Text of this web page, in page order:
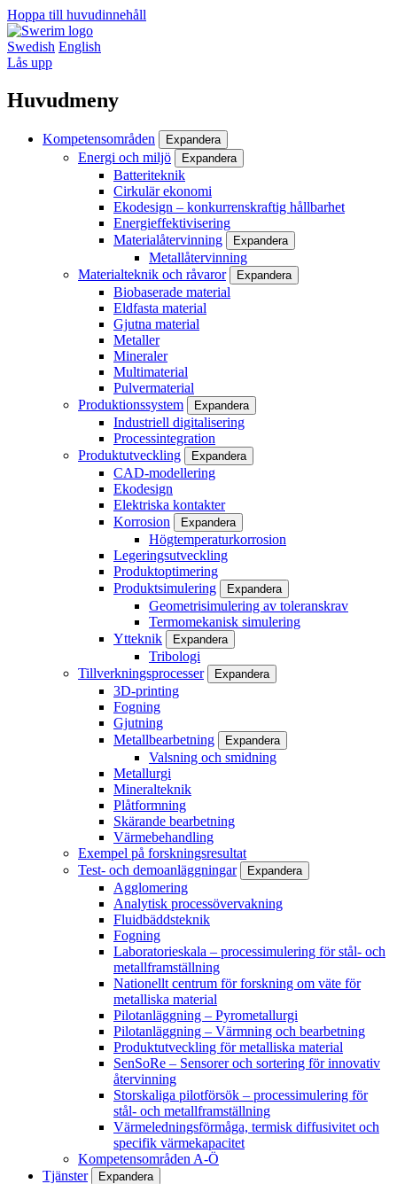
Hoppa till huvudinnehåll
Swedish English
Lås upp
Huvudmeny
Kompetensområden Expandera
Energi och miljö Expandera
Batteriteknik
Cirkulär ekonomi
Ekodesign – konkurrenskraftig hållbarhet
Energieffektivisering
Materialåtervinning
Expandera
Metallåtervinning
Materialteknik och råvaror
Expandera
Biobaserade material
Eldfasta material
Gjutna material
Metaller
Mineraler
Multimaterial
Pulvermaterial
Produktionssystem
Expandera
Industriell digitalisering
Processintegration
Produktutveckling
Expandera
CAD-modellering
Ekodesign
Elektriska kontakter
Korrosion
Expandera
Högtemperaturkorrosion
Legeringsutveckling
Produktoptimering
Produktsimulering
Expandera
Geometrisimulering av toleranskrav
Termomekanisk simulering
Ytteknik
Expandera
Tribologi
Tillverkningsprocesser
Expandera
3D-printing
Fogning
Gjutning
Metallbearbetning
Expandera
Valsning och smidning
Metallurgi
Mineralteknik
Plåtformning
Skärande bearbetning
Värmebehandling
Exempel på forskningsresultat
Test- och demoanläggningar
Expandera
Agglomering
Analytisk processövervakning
Fluidbäddsteknik
Fogning
Laboratorieskala – processimulering för stål- och
metallframställning
Nationellt centrum för forskning om väte för
metalliska material
Pilotanläggning – Pyrometallurgi
Pilotanläggning – Värmning och bearbetning
Produktutveckling för metalliska material
SenSoRe – Sensorer och sortering för innovativ
återvinning
Storskaliga pilotförsök – processimulering för
stål- och metallframställning
Värmeledningsförmåga, termisk diffusivitet och
specifik värmekapacitet
Kompetensområden A-Ö
Tjänster
Expandera